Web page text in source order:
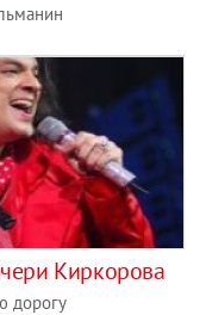
Киркорова
дорогу